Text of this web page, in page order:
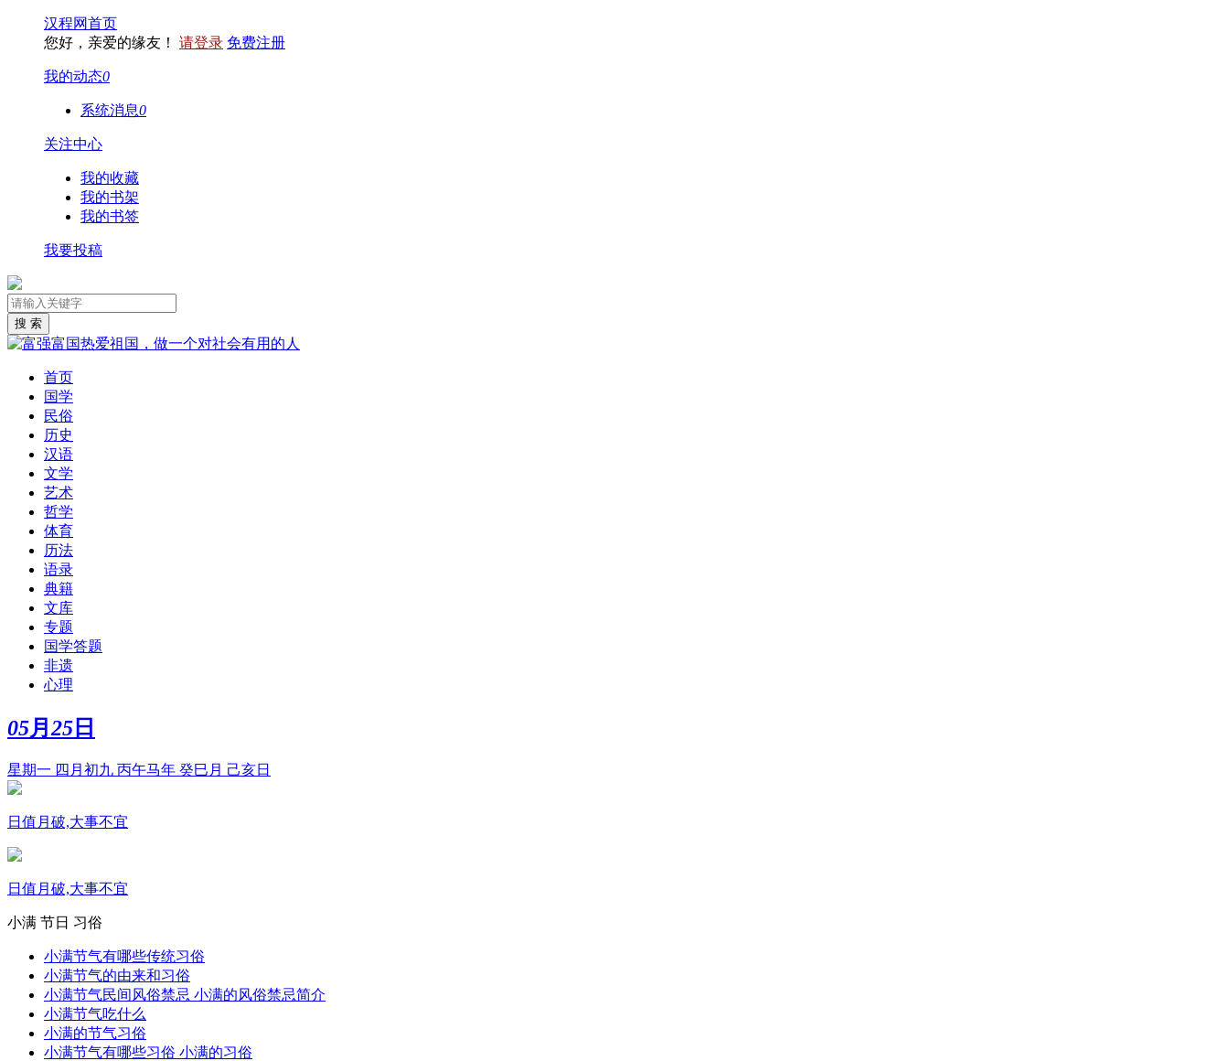
汉程网首页
您好，亲爱的缘友！ 请登录 免费注册
我的动态0
系统消息0
关注中心
我的收藏
我的书架
我的书签
我要投稿
首页
国学
民俗
历史
汉语
文学
艺术
哲学
体育
历法
语录
典籍
文库
专题
国学答题
非遗
心理
05月 25 日
星期一 四月初九 丙午马年 癸巳月 己亥日
日值月破,大事不宜
日值月破,大事不宜
小满 节日 习俗
小满节气有哪些传统习俗
小满节气的由来和习俗
小满节气民间风俗禁忌 小满的风俗禁忌简介
小满节气吃什么
小满的节气习俗
小满节气有哪些习俗 小满的习俗